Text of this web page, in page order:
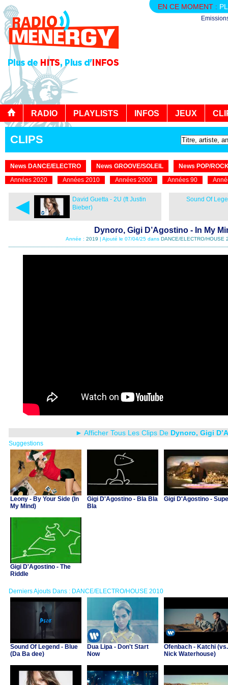
EN CE MOMENT :
RADIO PLAYLISTS INFOS JEUX
CLIPS
News DANCE/ELECTRO News GROOVE/SOLEIL
News POP/
Années 2020
Années 2010 Années 2000 Années 90
◄
David Guetta - 2U (ft Justin
Bieber)
Sound Of
Dynoro, Gigi D’Agostino - In My
Année : 2019 | Ajouté le 07/04/25 dans DANCE/ELECTRO/HOUSE
► Afficher Tous Les Clips De Dynoro, Gigi
Suggestions
Leony - By Your Side (In
My Mind)
Gigi D'Agostino - Bla Bla
Bla
Gigi D'Agostino -
Gigi D'Agostino - The
Riddle
Derniers Ajouts Dans : DANCE/ELECTRO/HOUSE 2010
Sound Of Legend - Blue
(Da Ba dee)
Dua Lipa - Don't Start
Now
Ofenbach - Katchi (vs.
Nick Waterhouse)